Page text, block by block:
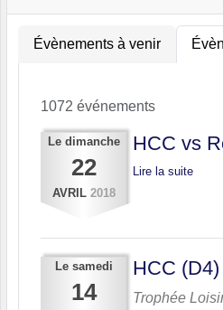
Évènements à venir
1072 événements
Le dimanche
22
AVRIL 2018
HCC vs
Lire la suite
Le samedi
14
HCC
Trophée